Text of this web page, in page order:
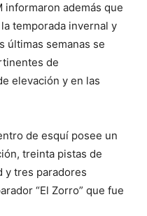
informaron además que
temporada invernal y
últimas semanas se
de
elevación y en las
de esquí posee un
treinta pistas de
y tres paradores
“El Zorro” que fue